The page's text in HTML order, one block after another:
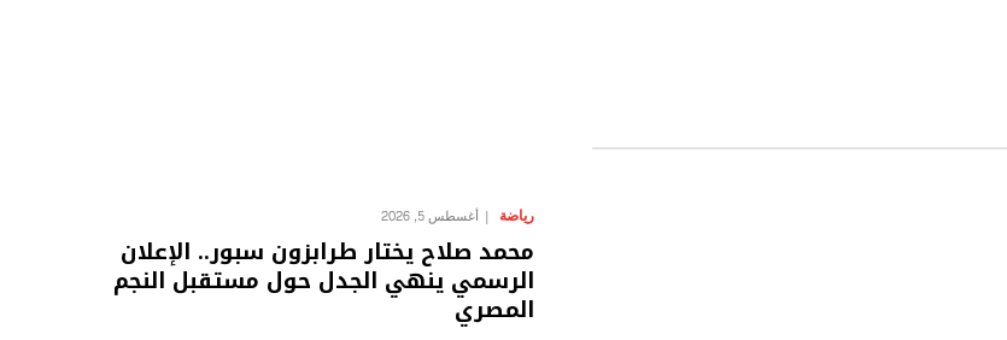
رياضة أغسطس 5, 2026
محمد صلاح يختار طرابزون سبور.. الإعلان
الرسمي ينهي الجدل حول مستقبل النجم
المصري